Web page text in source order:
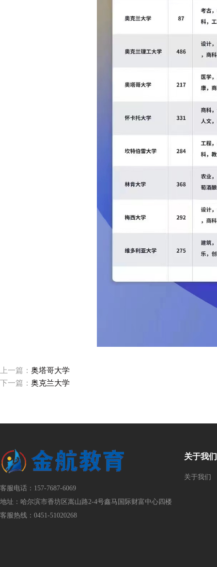
上一篇： 奥塔哥大学
下一篇： 奥克兰大学
客服电话：157-7687-6069
地址：哈尔滨市香坊区嵩山路2-4号鑫马国际财富中心四楼
客服热线：0451-51020268
关于我们
关于我们